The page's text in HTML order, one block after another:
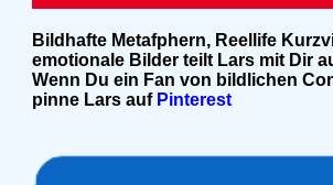
Bildhafte Metafphern, Reellife
emotionale Bilder teilt Lars mit Dir
Wenn Du ein Fan von bildlichen
pinne Lars auf Pinterest